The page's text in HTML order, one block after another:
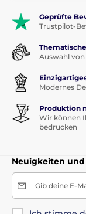
Geprüfte
Trustpilot-
Auswahl
Modernes
Produktion
Wir können
bedrucken
Neuigkeiten
Gib deine E-